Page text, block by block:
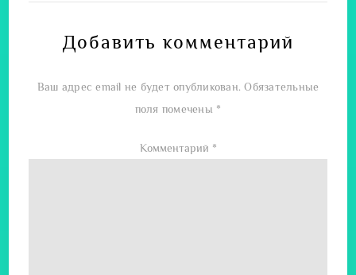
Добавить комментарий
Ваш адрес email не будет опубликован. Обязательные
поля помечены *
Комментарий *